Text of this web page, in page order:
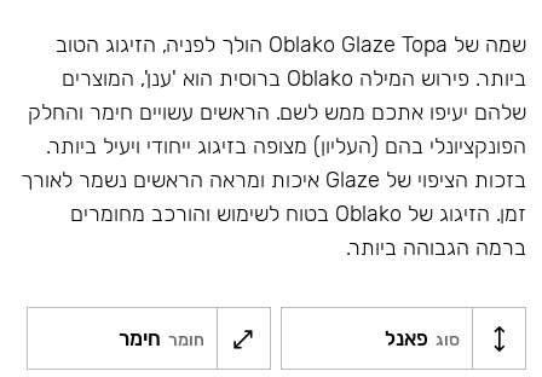
שמה של Oblako Glaze Topa הולך לפניה, הזיגוג הטוב
ביותר. פירוש המילה Oblako ברוסית הוא 'ענן', המוצרים
שלהם יעיפו אתכם ממש לשם. הראשים עשויים חימר והחלק
הפונקציונלי בהם (העליון) מצופה בזיגוג ייחודי ויעיל ביותר.
בזכות הציפוי של Glaze איכות ומראה הראשים נשמר לאורך
זמן. הזיגוג של Oblako בטוח לשימוש והורכב מחומרים
ברמה הגבוהה ביותר.
סוג פאנל חומר חימר